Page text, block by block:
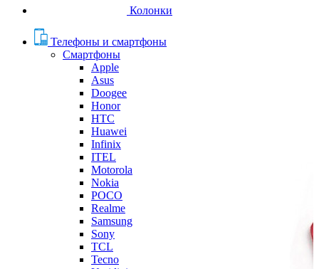
Колонки
Телефоны и смартфоны
Смартфоны
Apple
Asus
Doogee
Honor
HTC
Huawei
Infinix
ITEL
Motorola
Nokia
POCO
Realme
Samsung
Sony
TCL
Tecno